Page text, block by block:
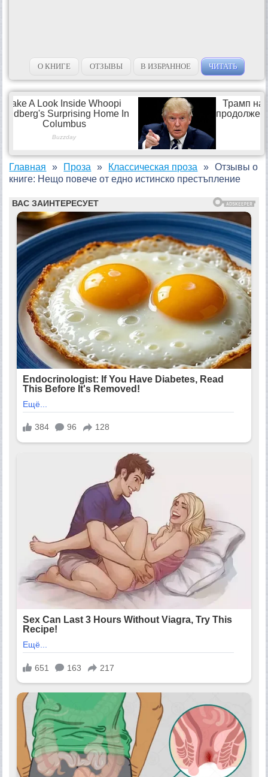
О КНИГЕ ОТЗЫВЫ В ИЗБРАННОЕ ЧИТАТЬ
Главная Проза Классическая проза
Отзывы о
книге: Нещо повече от едно истинско престъпление